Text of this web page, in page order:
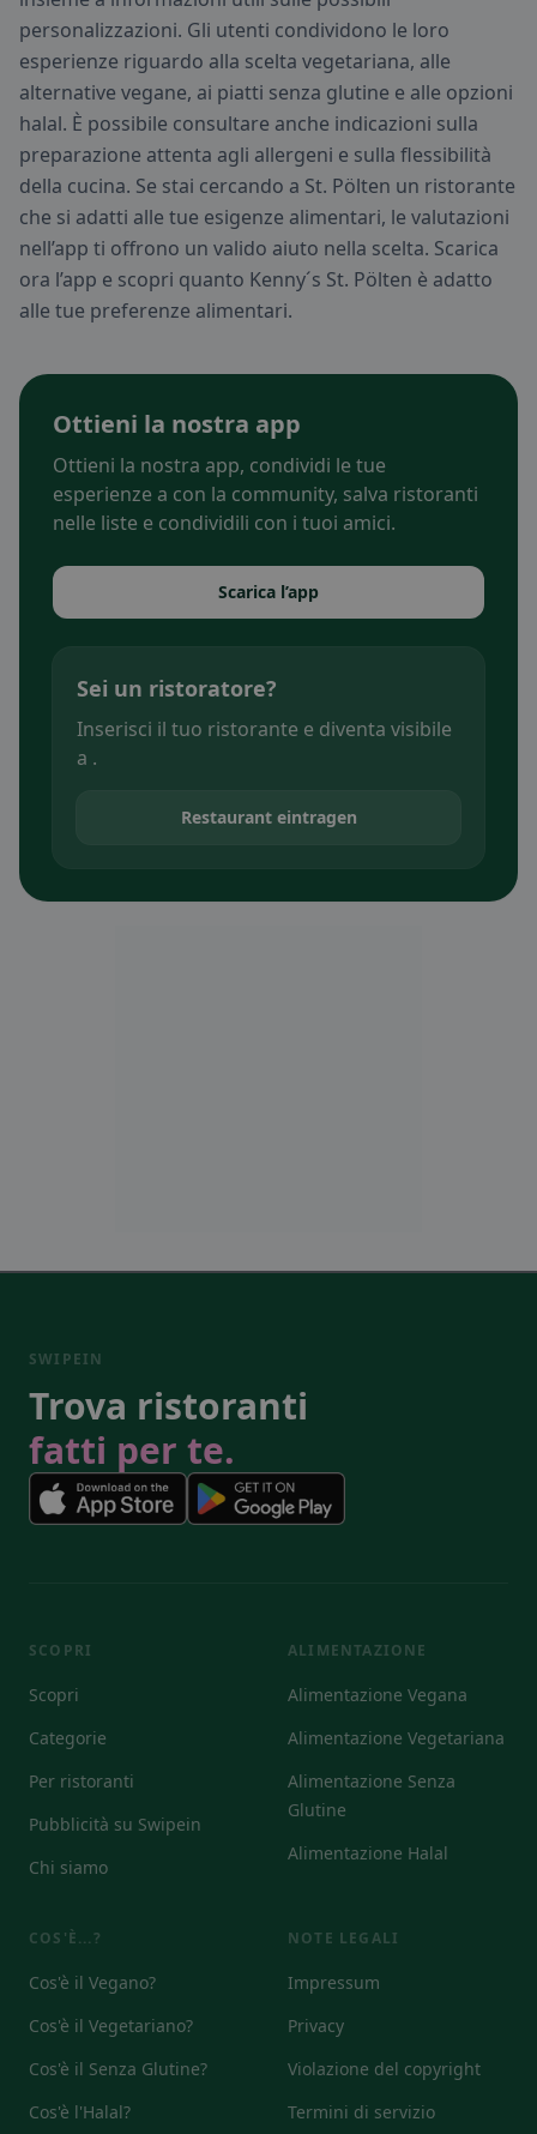
personalizzazioni. Gli utenti condividono le loro
esperienze riguardo alla scelta vegetariana, alle
alternative vegane, ai piatti senza glutine e alle opzioni
halal. È possibile consultare anche indicazioni sulla
preparazione attenta agli allergeni e sulla flessibilità
della cucina. Se stai cercando a St. Pölten un ristorante
che si adatti alle tue esigenze alimentari, le valutazioni
nell’app ti offrono un valido aiuto nella scelta. Scarica
ora l’app e scopri quanto Kenny´s St. Pölten è adatto
alle tue preferenze alimentari.
Ottieni la nostra app
Ottieni la nostra app, condividi le tue
esperienze a con la community, salva ristoranti
nelle liste e condividili con i tuoi amici.
Scarica l’app
Sei un ristoratore?
Inserisci il tuo ristorante e diventa visibile
a .
Restaurant eintragen
SWIPEIN
Trova ristoranti
fatti per te.
SCOPRI
Scopri
Categorie
Per ristoranti
Pubblicità su Swipein
Chi siamo
ALIMENTAZIONE
Alimentazione Vegana
Alimentazione Vegetariana
Alimentazione Senza
Glutine
Alimentazione Halal
COS'È...?
Cos'è il Vegano?
Cos'è il Vegetariano?
Cos'è il Senza Glutine?
Cos'è l'Halal?
NOTE LEGALI
Impressum
Privacy
Violazione del copyright
Termini di servizio